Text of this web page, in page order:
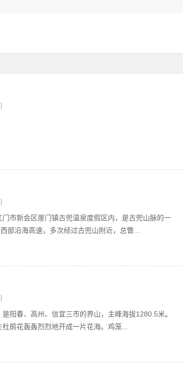
市新会区崖门镇古兜温泉度假区内，是古兜山脉的一
部沿海高速，多次经过古兜山附近，总瞥...
阳春、高州、信宜三市的界山，主峰海拔1280.5米。
鹃花轰轰烈烈地开成一片花海。鸡笼...